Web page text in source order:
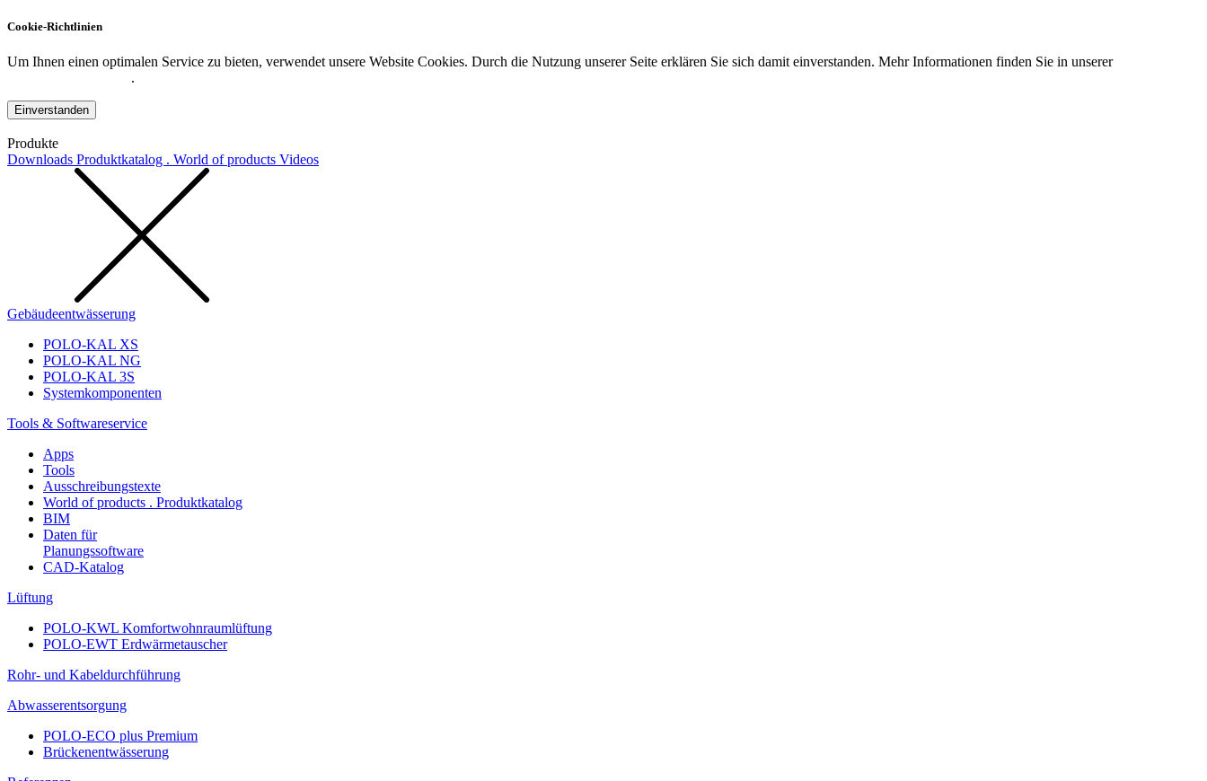
Cookie-Richtlinien
Um Ihnen einen optimalen Service zu bieten, verwendet unsere Website Cookies. Durch die Nutzung unserer Seite erklären Sie sich damit einverstanden. Mehr Informationen finden Sie in unserer
.
Einverstanden
Produkte
Downloads Produktkatalog . World of products Videos
Gebäudeentwässerung
POLO-KAL XS
POLO-KAL NG
POLO-KAL 3S
Systemkomponenten
Tools & Softwareservice
Apps
Tools
Ausschreibungstexte
World of products . Produktkatalog
BIM
Daten für
Planungssoftware
CAD-Katalog
Lüftung
POLO-KWL Komfortwohnraumlüftung
POLO-EWT Erdwärmetauscher
Rohr- und Kabeldurchführung
Abwasserentsorgung
POLO-ECO plus Premium
Brückenentwässerung